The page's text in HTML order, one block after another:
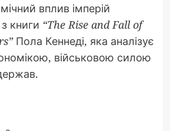
вплив імперій
книги “The Rise and Fall of
Пола Кеннеді, яка аналізує
військовою силою